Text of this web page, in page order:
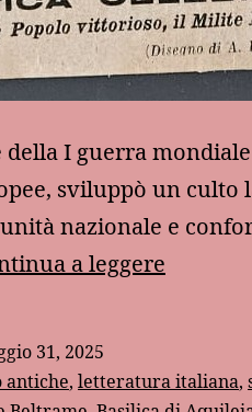
I guerra
sviluppò un culto
nazionale e
a leggere
1921:
31, 2025
antiche, letteratura italiana,